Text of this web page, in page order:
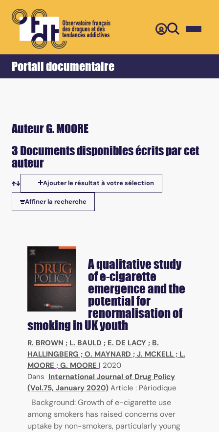
Portail documentaire
Accueil Retour
Auteur G. MOORE
3 Documents disponibles écrits par cet
auteur
Tris disponibles
Ajouter le résultat à votre sélection
Affiner la recherche
A qualitative study
of e-cigarette
emergence and the
potential for
renormalisation of
smoking in UK youth
R. BROWN ; L. BAULD ; E. DE LACY ; B.
HALLINGBERG ; O. MAYNARD ; J. MCKELL ; L.
MOORE ; G. MOORE | 2020
Dans International Journal of Drug Policy
(Vol.75, January 2020) Article : Périodique
Background: Growth of e-cigarette use
among smokers has raised concerns over
uptake by non-smokers, particularly young